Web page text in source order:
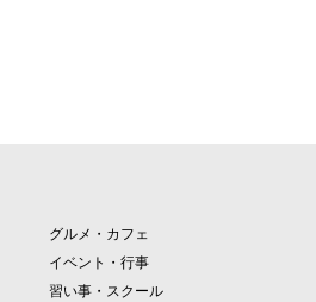
グルメ・カフェ
イベント・行事
習い事・スクール